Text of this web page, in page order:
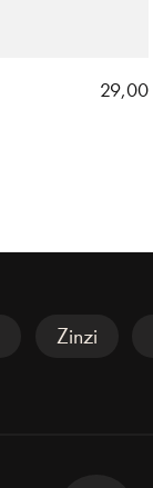
29,00
Zinzi